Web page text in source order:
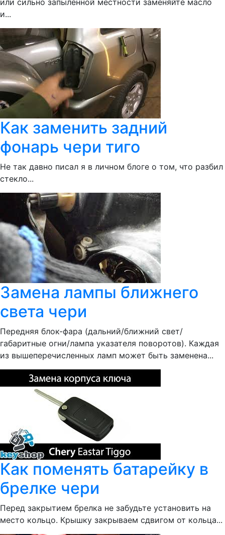
или сильно запыленной местности заменяйте масло
и...
Как заменить задний
фонарь чери тиго
Не так давно писал я в личном блоге о том, что разбил
стекло...
Замена лампы ближнего
света чери
Передняя блок-фара (дальний/ближний свет/
габаритные огни/лампа указателя поворотов). Каждая
из вышеперечисленных ламп может быть заменена...
Как поменять батарейку в
брелке чери
Перед закрытием брелка не забудьте установить на
место кольцо. Крышку закрываем сдвигом от кольца...